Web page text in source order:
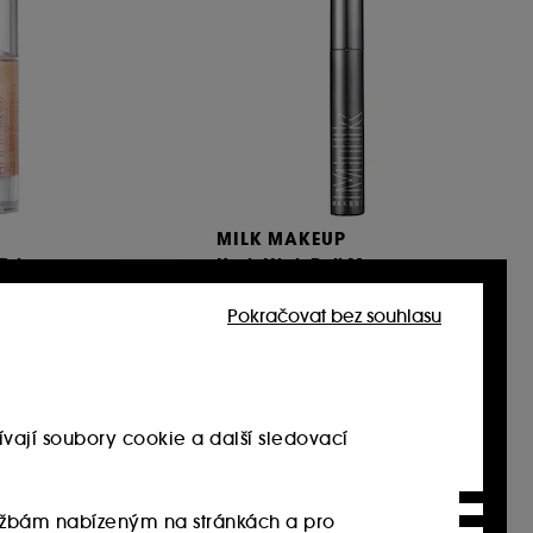
–
MILK MAKEUP
Kush High Roll Mascara
673
Exkluzivně
soubory cookie a další sledovací
nabízeným na stránkách a pro
Pokračovat bez souhlasu